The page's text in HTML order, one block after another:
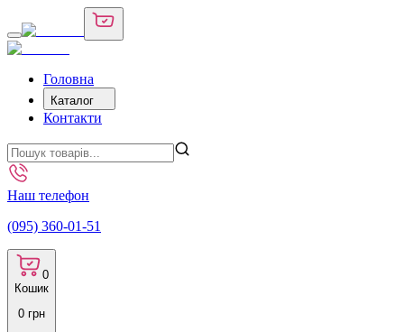
Головна
Каталог
Контакти
Наш телефон
(095) 360-01-51
0
Кошик
0 грн